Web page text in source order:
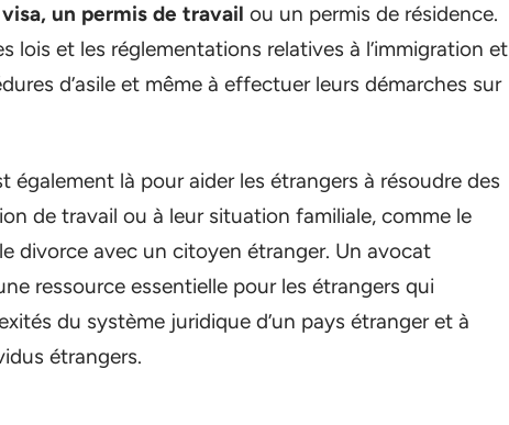
un permis de travail ou un permis de résidence.
lois et les réglementations relatives à l’immigration et
d’asile et même à effectuer leurs démarches sur
là pour aider les étrangers à résoudre des
de travail ou à leur situation familiale, comme le
divorce avec un citoyen étranger. Un avocat
ressource essentielle pour les étrangers qui
du système juridique d’un pays étranger et à
étrangers.